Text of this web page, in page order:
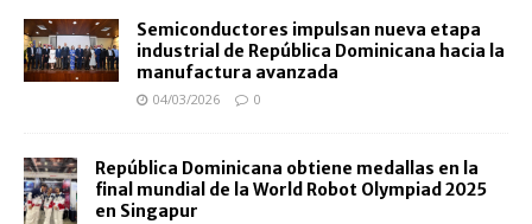
Semiconductores impulsan nueva etapa
industrial de República Dominicana hacia la
manufactura avanzada
04/03/2026 0
República Dominicana obtiene medallas en la
final mundial de la World Robot Olympiad 2025
en Singapur